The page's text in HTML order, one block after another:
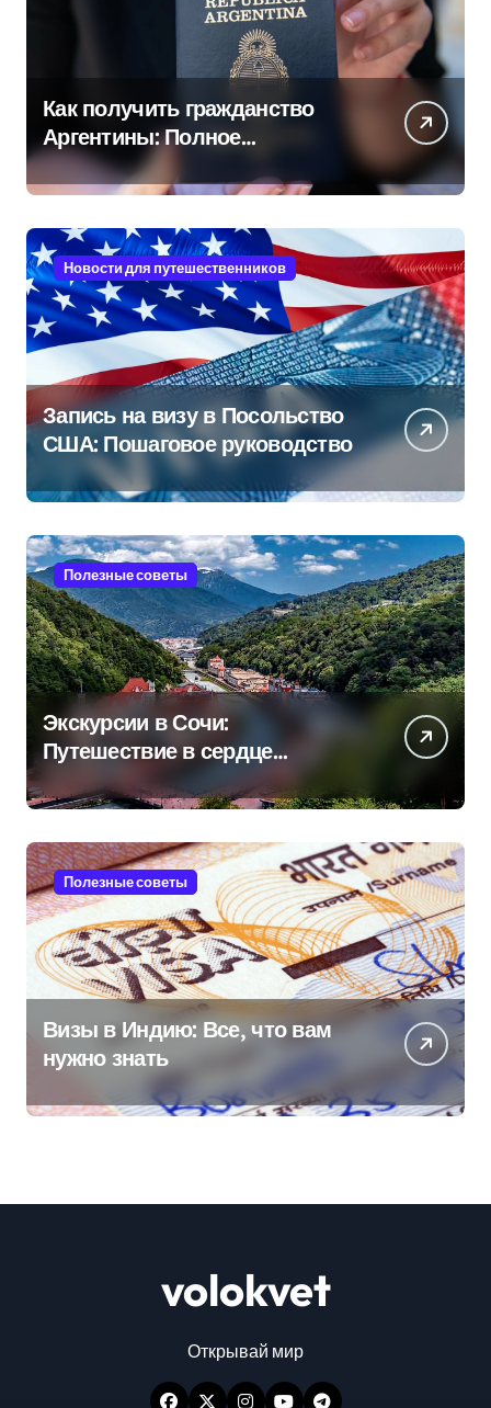
Как получить гражданство
Аргентины: Полное
руководство
Новости для путешественников
Запись на визу в Посольство
США: Пошаговое руководство
Полезные советы
Экскурсии в Сочи:
Путешествие в сердце
Черноморского курорта
Полезные советы
Визы в Индию: Все, что вам
нужно знать
volokvet
Открывай мир